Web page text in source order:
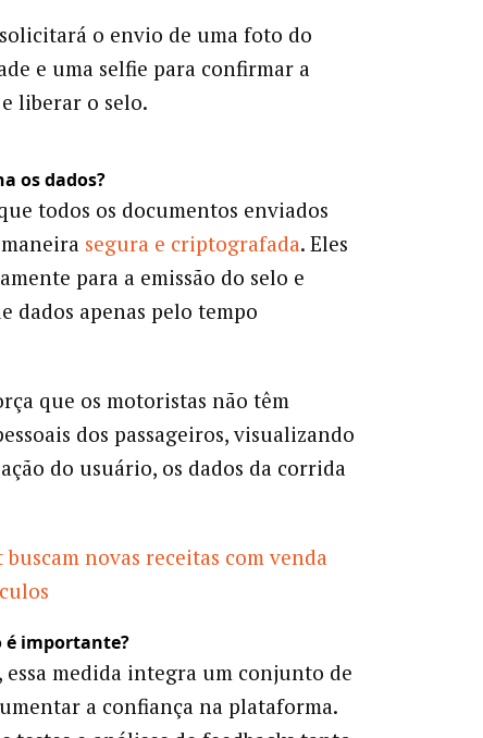
o envio de uma foto do
e uma selfie para confirmar a
liberar o selo.
os dados?
todos os documentos enviados
segura e criptografada. Eles
para a emissão do selo e
dados apenas pelo tempo
que os motoristas não têm
dos passageiros, visualizando
do usuário, os dados da corrida
buscam novas receitas com venda
é importante?
essa medida integra um conjunto de
a confiança na plataforma.